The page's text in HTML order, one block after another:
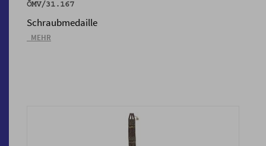
ÖMV/31.167
Schraubmedaille
_MEHR